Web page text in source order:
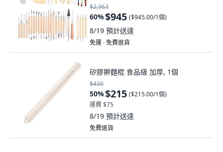
$2,363
60%$945 ($945.00/1個)
8/19 預計送達
免運 ∙ 免費退貨
矽膠擀麵棍 食品級 加厚, 1個
$430
50%$215 ($215.00/1個)
運費 $75
8/19 預計送達
免費退貨